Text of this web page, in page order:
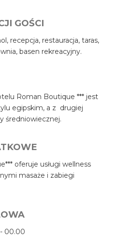
GOŚCI
recepcja, restauracja, taras,
basen rekreacyjny.
Roman Boutique *** jest
egipskim, a z drugiej
średniowiecznej.
oferuje usługi wellness
masaże i zabiegi
00.00